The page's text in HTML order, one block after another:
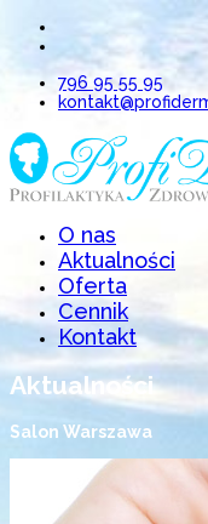
796 95 55 95
O nas
Aktualności
Oferta
Cennik
Kontakt
Aktualności
Salon Warszawa